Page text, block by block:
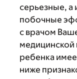
серьезные, а
побочные
с врачом
ребенка
ниже